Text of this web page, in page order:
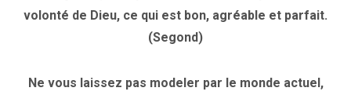
volonté de Dieu, ce qui est bon, agréable et parfait.
(Segond)
Ne vous laissez pas modeler par le monde actuel,